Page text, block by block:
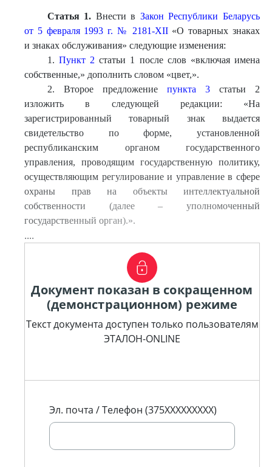
Статья 1. Внести в Закон Республики Беларусь
от 5 февраля 1993 г. № 2181-XII«О товарных знаках
и знаках обслуживания» следующие изменения:
1. Пункт 2 статьи 1 после слов «включая имена
собственные,» дополнить словом «цвет,».
2. Второе предложение пункта 3статьи 2
изложить в следующей редакции: «На
зарегистрированный товарный знак выдается
свидетельство по форме, установленной
республиканским органом государственного
управления, проводящим государственную политику,
осуществляющим регулирование и управление в сфере
охраны прав на объекты интеллектуальной
собственности (далее – уполномоченный
государственный орган).».
....
Документ показан в сокращенном
(демонстрационном) режиме
Текст документа доступен только пользователям
ЭТАЛОН-ONLINE
Эл. почта / Телефон (375XXXXXXXXX)